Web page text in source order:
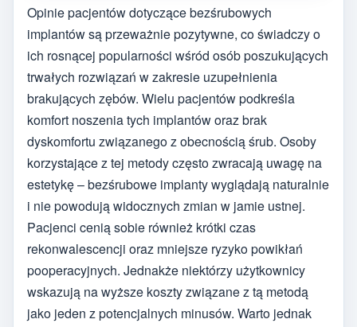
Opinie pacjentów dotyczące bezśrubowych
implantów są przeważnie pozytywne, co świadczy o
ich rosnącej popularności wśród osób poszukujących
trwałych rozwiązań w zakresie uzupełnienia
brakujących zębów. Wielu pacjentów podkreśla
komfort noszenia tych implantów oraz brak
dyskomfortu związanego z obecnością śrub. Osoby
korzystające z tej metody często zwracają uwagę na
estetykę – bezśrubowe implanty wyglądają naturalnie
i nie powodują widocznych zmian w jamie ustnej.
Pacjenci cenią sobie również krótki czas
rekonwalescencji oraz mniejsze ryzyko powikłań
pooperacyjnych. Jednakże niektórzy użytkownicy
wskazują na wyższe koszty związane z tą metodą
jako jeden z potencjalnych minusów. Warto jednak